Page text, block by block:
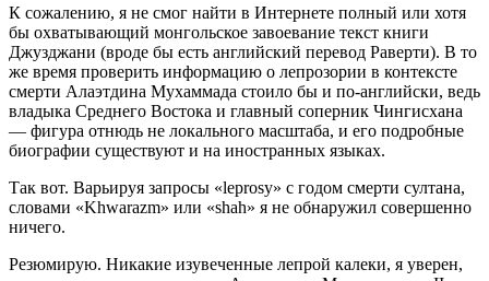
К сожалению, я не смог найти в Интернете полный или хотя
бы охватывающий монгольское завоевание текст книги
Джузджани (вроде бы есть английский перевод Раверти). В то
же время проверить информацию о лепрозории в контексте
смерти Алаэтдина Мухаммада стоило бы и по-английски, ведь
владыка Среднего Востока и главный соперник Чингисхана
— фигура отнюдь не локального масштаба, и его подробные
биографии существуют и на иностранных языках.
Так вот. Варьируя запросы «leprosy» с годом смерти султана,
словами «Khwarazm» или «shah» я не обнаружил совершенно
ничего.
Резюмирую. Никакие изувеченные лепрой калеки, я уверен,